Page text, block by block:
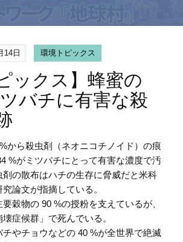
14日 環境トピックス
ックス】蜂蜜の
バチに有害な殺
から殺虫剤（ネオニコチノイド）の痕
%がミツバチにとって有害な濃度で汚
の散布はハチの生存に脅威だと米科
論文が指摘している。
穀物の 90 %の授粉を支えているが、
症候群」で死んでいる。
やチョウなどの 40 %が全世界で絶滅